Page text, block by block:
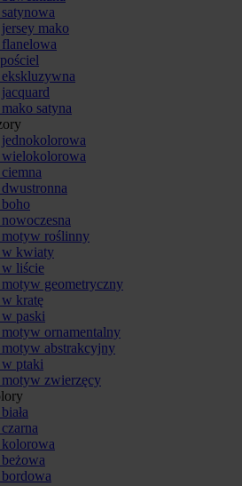
mako
satyna
jednokolorowa
wielokolorowa
motyw roślinny
w kwiaty
w liście
motyw geometryczny
kratę
paski
motyw ornamentalny
motyw abstrakcyjny
w ptaki
motyw zwierzęcy
kolorowa